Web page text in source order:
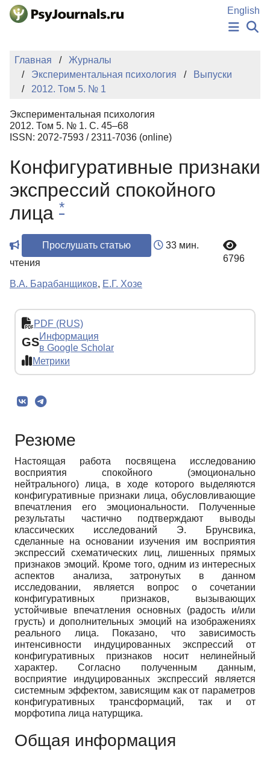
Перейти к основному содержанию
English
НОВОСТИ
КЛЮЧЕВЫЕ СЛОВА
Регистрация
Главная
Журналы
Экспериментальная психология
Выпуски
2012. Том 5. № 1
Экспериментальная психология
2012. Том 5. № 1. С. 45–68
ISSN: 2072-7593 / 2311-7036 (online)
Конфигуративные признаки
экспрессий спокойного
лица *
Прослушать статью
33 мин.
чтения
6796
В.А. Барабанщиков, Е.Г. Хозе
PDF (RUS)
GSИнформация
в Google Scholar
Метрики
Резюме
Настоящая работа посвящена исследованию
восприятия спокойного (эмоционально
нейтрального) лица, в ходе которого выделяются
конфигуративные признаки лица, обусловливающие
впечатления его эмоциональности. Полученные
результаты частично подтверждают выводы
классических исследований Э. Брунсвика,
сделанные на основании изучения им восприятия
экспрессий схематических лиц, лишенных прямых
признаков эмоций. Кроме того, одним из интересных
аспектов анализа, затронутых в данном
исследовании, является вопрос о сочетании
конфигуративных признаков, вызывающих
устойчивые впечатления основных (радость и/или
грусть) и дополнительных эмоций на изображениях
реального лица. Показано, что зависимость
интенсивности индуцированных экспрессий от
конфигуративных признаков носит нелинейный
характер. Согласно полученным данным,
восприятие индуцированных экспрессий является
системным эффектом, зависящим как от параметров
конфигуративных трансформаций, так и от
морфотипа лица натурщика.
Общая информация